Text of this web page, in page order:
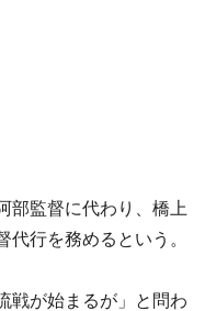
部監督に代わり、橋上
行を務めるという。
戦が始まるが」と問わ